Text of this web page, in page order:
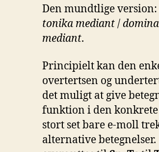
Den mundtlige version:
tonika mediant/
mediant.
Principielt kan den
overtertsen og
det muligt at give
funktion i den
stort set bare e-moll
alternative